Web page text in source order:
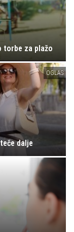
torbe za plažo
OGLAS
dalje